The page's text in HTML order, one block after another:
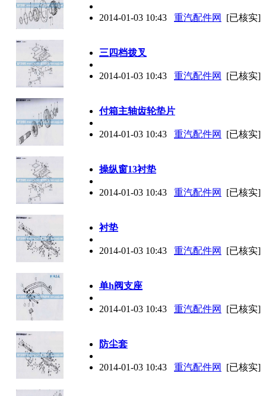
2014-01-03 10:43 重汽配件网 [已核实]
三四档拨叉
2014-01-03 10:43 重汽配件网 [已核实]
付箱主轴齿轮垫片
2014-01-03 10:43 重汽配件网 [已核实]
操纵窗13衬垫
2014-01-03 10:43 重汽配件网 [已核实]
衬垫
2014-01-03 10:43 重汽配件网 [已核实]
单h阀支座
2014-01-03 10:43 重汽配件网 [已核实]
防尘套
2014-01-03 10:43 重汽配件网 [已核实]